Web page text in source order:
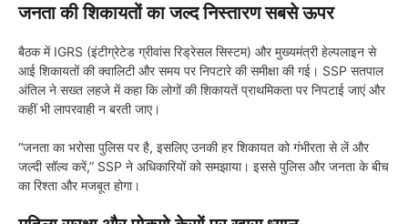
जनता की शिकायतों का जल्द निस्तारण सबसे ऊपर
बैठक में IGRS (इंटीग्रेटेड ग्रीवांस रिड्रेसल सिस्टम) और मुख्यमंत्री हेल्पलाइन से
आई शिकायतों की क्वालिटी और समय पर निपटारे की समीक्षा की गई। SSP सतपाल
अंतिल ने सख्त लहजे में कहा कि लोगों की शिकायतें प्राथमिकता पर निपटाई जाएं और
कहीं भी लापरवाही न बरती जाए।
“जनता का भरोसा पुलिस पर है, इसलिए उनकी हर शिकायत को गंभीरता से लें और
जल्दी सॉल्व करें,” SSP ने अधिकारियों को समझाया। इससे पुलिस और जनता के बीच
का रिश्ता और मजबूत होगा।